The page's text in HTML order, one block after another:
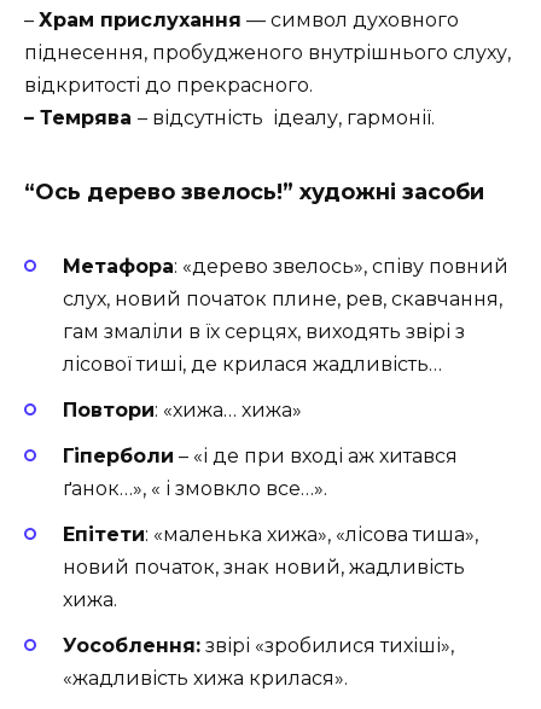
– Храм прислухання — символ духовного
піднесення, пробудженого внутрішнього слуху,
відкритості до прекрасного.
– Темрява – відсутність ідеалу, гармонії.
“Ось дерево звелось!” художні засоби
Метафора: «дерево звелось», співу повний
слух, новий початок плине, рев, скавчання,
гам змаліли в їх серцях, виходять звірі з
лісової тиші, де крилася жадливість…
Повтори: «хижа… хижа»
Гіперболи – «і де при вході аж хитався
ґанок…», « і змовкло все…».
Епітети: «маленька хижа», «лісова тиша»,
новий початок, знак новий, жадливість
хижа.
Уособлення: звірі «зробилися тихіші»,
«жадливість хижа крилася».